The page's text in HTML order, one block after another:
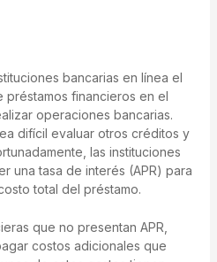
bancarias en línea el
financieros en el
operaciones bancarias.
difícil evaluar otros créditos y
las instituciones
una tasa de interés (APR) para
total del préstamo.
que no presentan APR,
costos adicionales que